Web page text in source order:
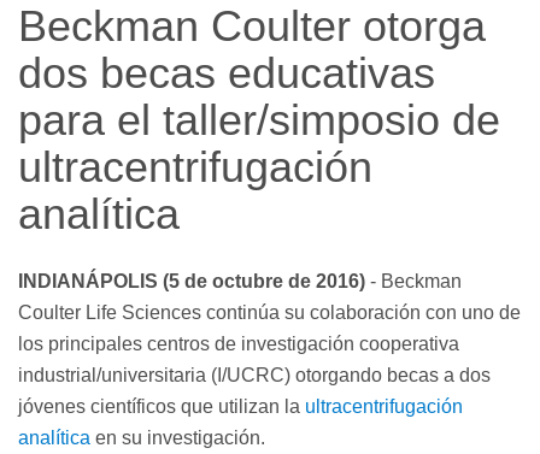
Beckman Coulter otorga
dos becas educativas
para el taller/simposio de
ultracentrifugación
analítica
INDIANÁPOLIS (5 de octubre de 2016) - Beckman
Coulter Life Sciences continúa su colaboración con uno de
los principales centros de investigación cooperativa
industrial/universitaria (I/UCRC) otorgando becas a dos
jóvenes científicos que utilizan la ultracentrifugación
analítica en su investigación.